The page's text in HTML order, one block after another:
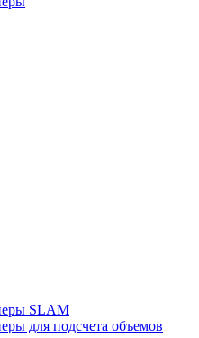
SLAM
для подсчета объемов